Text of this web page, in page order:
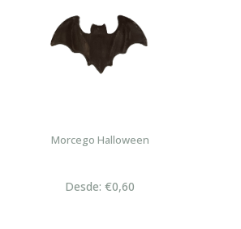
Morcego Halloween
Desde: €0,60